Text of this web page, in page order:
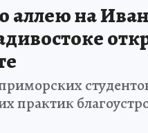
аллею на
практик